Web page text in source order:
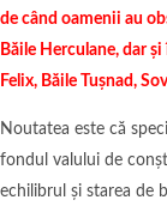
de când oamenii au
Băile Herculane, dar
Felix, Băile Tușnad,
Noutatea este că
fondul valului de
echilibrul și starea de